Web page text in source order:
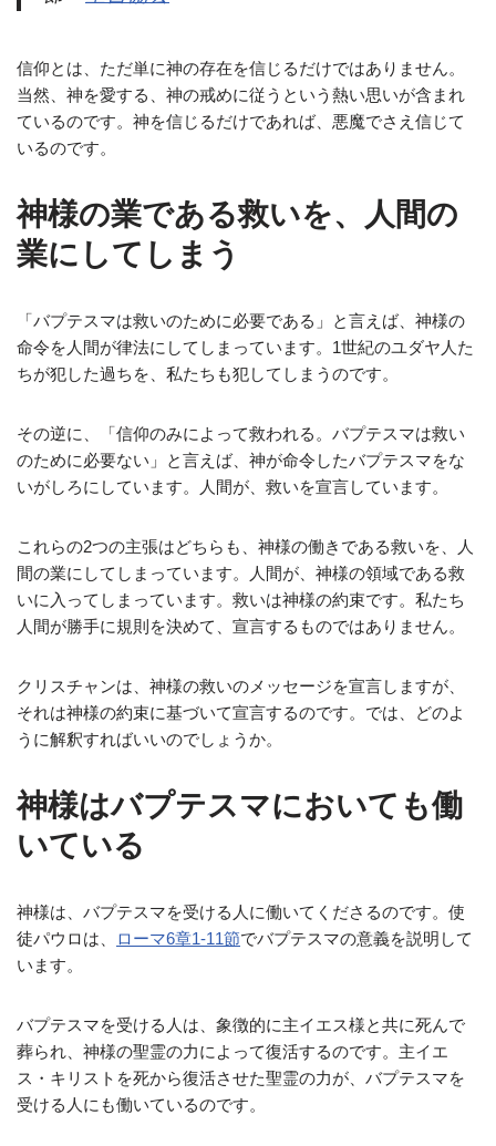
信仰とは、ただ単に神の存在を信じるだけではありません。
当然、神を愛する、神の戒めに従うという熱い思いが含まれ
ているのです。神を信じるだけであれば、悪魔でさえ信じて
いるのです。
神様の業である救いを、人間の
業にしてしまう
「バプテスマは救いのために必要である」と言えば、神様の
命令を人間が律法にしてしまっています。1世紀のユダヤ人た
ちが犯した過ちを、私たちも犯してしまうのです。
その逆に、「信仰のみによって救われる。バプテスマは救い
のために必要ない」と言えば、神が命令したバプテスマをな
いがしろにしています。人間が、救いを宣言しています。
これらの2つの主張はどちらも、神様の働きである救いを、人
間の業にしてしまっています。人間が、神様の領域である救
いに入ってしまっています。救いは神様の約束です。私たち
人間が勝手に規則を決めて、宣言するものではありません。
クリスチャンは、神様の救いのメッセージを宣言しますが、
それは神様の約束に基づいて宣言するのです。では、どのよ
うに解釈すればいいのでしょうか。
神様はバプテスマにおいても働
いている
神様は、バプテスマを受ける人に働いてくださるのです。使
徒パウロは、
ローマ6章1‐11節でバプテスマの意義を説明して
います。
バプテスマを受ける人は、象徴的に主イエス様と共に死んで
葬られ、神様の聖霊の力によって復活するのです。主イエ
ス・キリストを死から復活させた聖霊の力が、バプテスマを
受ける人にも働いているのです。